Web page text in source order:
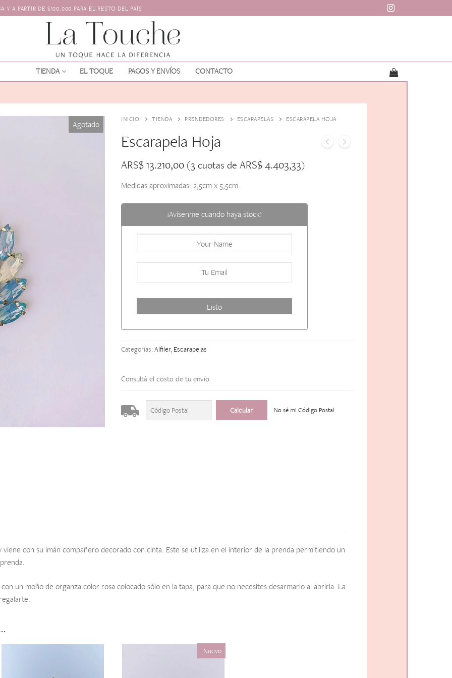
A PARTIR DE $100.000 PARA EL RESTO DEL PAÍS
TIENDA EL TOQUE PAGOS Y ENVÍOS CONTACTO
Agotado INICIO TIENDA PRENDEDORES ESCARAPELAS ESCARAPELA HOJA
Escarapela Hoja
ARS$13.210,00 (3 cuotas de ARS$4.403,33)
Medidas aproximadas: 2,5cm x 5,5cm.
¡Avísenme cuando haya stock!
Categorías: Alfiler, Escarapelas
Consultá el costo de tu envío
No sé mi Código Postal
con su imán compañero decorado con cinta. Este se utiliza en el interior de la prenda permitiendo un
un moño de organza color rosa colocado sólo en la tapa, para que no necesites desarmarlo al abrirla. La
Nuevo